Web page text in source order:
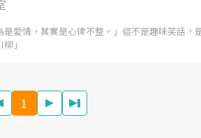
愛情，其實是心律不整。」這不是趣味笑話，
」
1
心議題。然而，健檢不只